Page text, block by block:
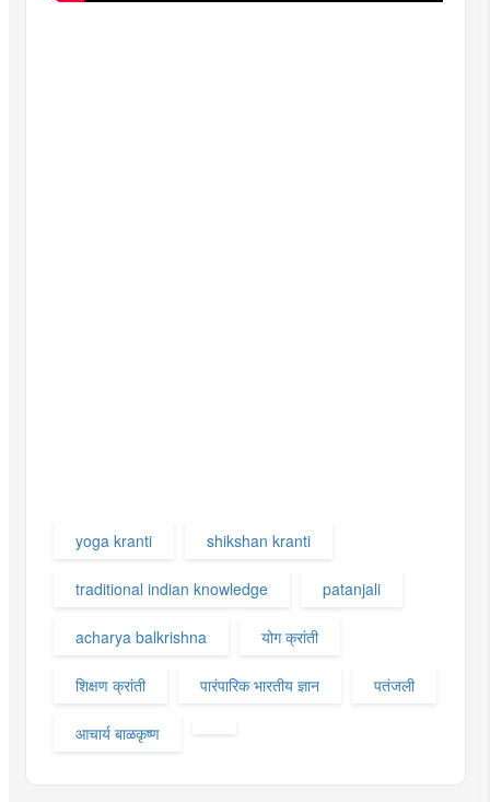
yoga kranti shikshan kranti
traditional indian knowledge patanjali
acharya balkrishna योग क्रांती
शिक्षण क्रांती पारंपारिक भारतीय ज्ञान पतंजली
आचार्य बाळकृष्ण